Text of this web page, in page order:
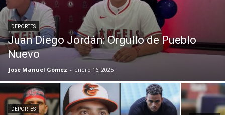
DEPORTES
Juan Diego Jordán: Orgullo de Pueblo
Nuevo
José Manuel Gómez - enero 16, 2025
DEPORTES